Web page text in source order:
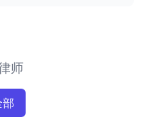
师